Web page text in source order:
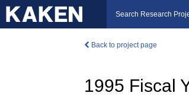
Search Research
Back to project page
1995 Fiscal